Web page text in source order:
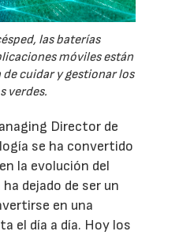
las baterías
móviles están
cuidar y gestionar los
verdes.
Director de
se ha convertido
la evolución del
dejado de ser un
en una
el día a día. Hoy los